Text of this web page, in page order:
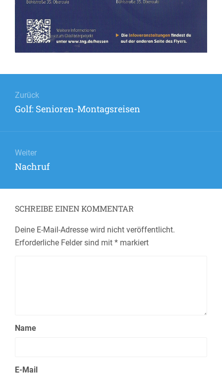
Navigation
Zurück
Vorheriger
Golf: Senioren-Montagsreisen
Weiter
Nächster
Nachruf
SCHREIBE EINEN KOMMENTAR
Deine E-Mail-Adresse wird nicht veröffentlicht.
Erforderliche Felder sind mit * markiert
Name
E-Mail